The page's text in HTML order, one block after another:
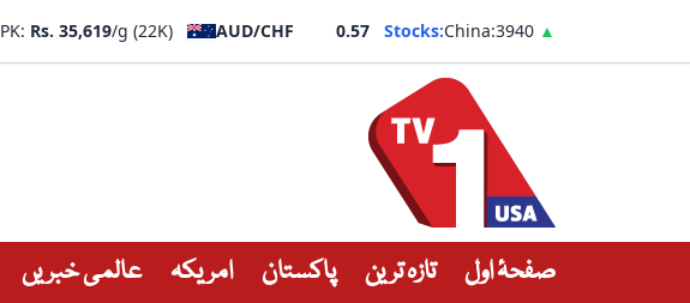
PK: Rs. 35,619/g (22K) AUD/CHF 0.57 Stocks:China:3940 ▲
صفحۂ اول تازہ ترین پاکستان امریکہ عالمی خبریں